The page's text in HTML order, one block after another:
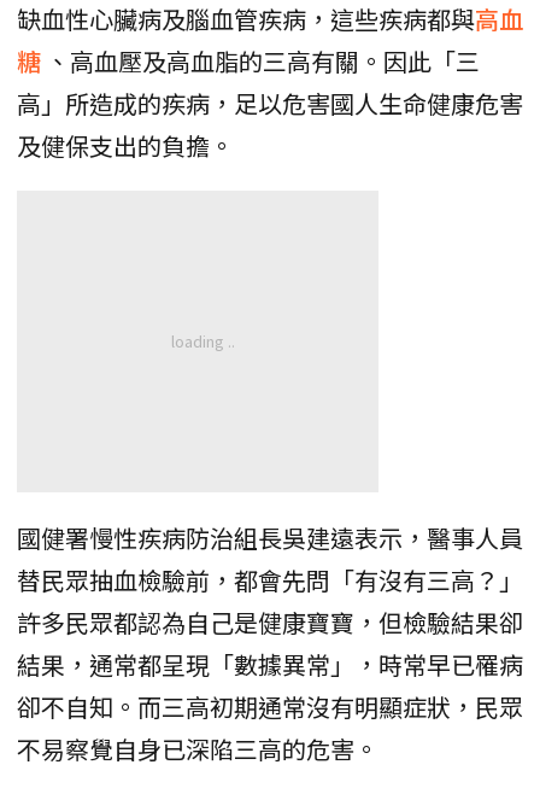
缺血性心臟病及腦血管疾病，這些疾病都與高血
糖 、高血壓及高血脂的三高有關。因此「三
高」所造成的疾病，足以危害國人生命健康危害
及健保支出的負擔。
國健署慢性疾病防治組長吳建遠表示，醫事人員
替民眾抽血檢驗前，都會先問「有沒有三高？」
許多民眾都認為自己是健康寶寶，但檢驗結果卻
結果，通常都呈現「數據異常」，時常早已罹病
卻不自知。而三高初期通常沒有明顯症狀，民眾
不易察覺自身已深陷三高的危害。